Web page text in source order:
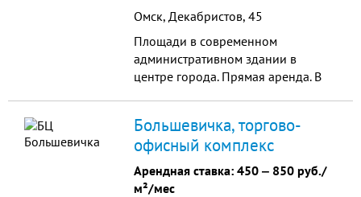
Омск, Декабристов, 45
Площади в современном
административном здании в
центре города. Прямая аренда. В
коммуникации. Развитая
инфраструктура, удобные
подъездные пути.
Большевичка, торгово-
офисный комплекс
Арендная ставка: 450 ‒ 850 руб./
м²/мес